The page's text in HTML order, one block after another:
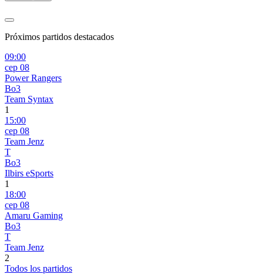
Próximos partidos destacados
09:00
сер 08
Power Rangers
Bo3
Team Syntax
1
15:00
сер 08
Team Jenz
T
Bo3
Ilbirs eSports
1
18:00
сер 08
Amaru Gaming
Bo3
T
Team Jenz
2
Todos los partidos